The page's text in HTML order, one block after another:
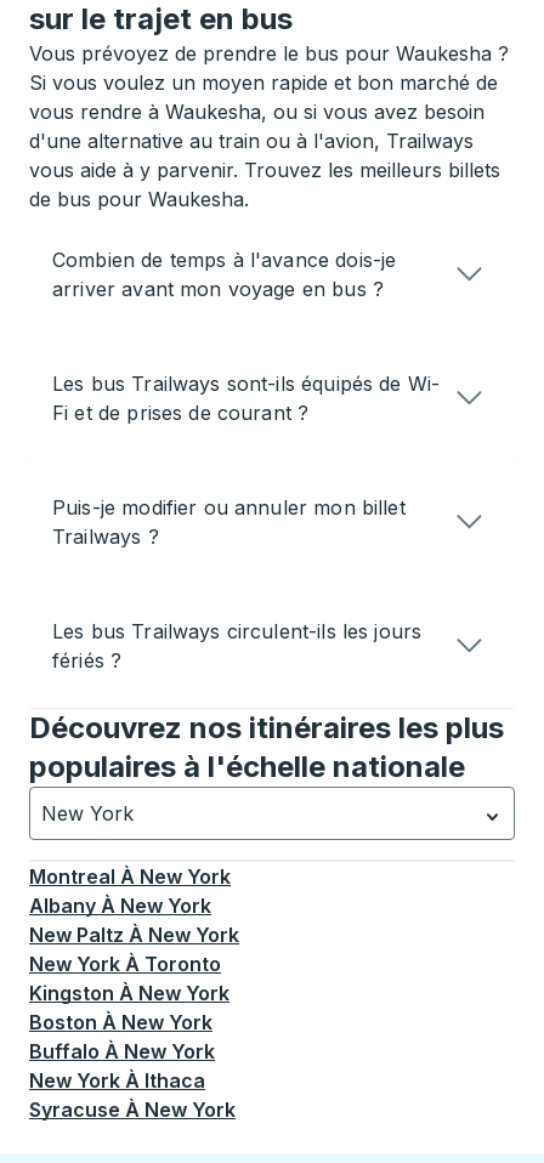
sur le trajet en bus
Vous prévoyez de prendre le bus pour Waukesha ?
Si vous voulez un moyen rapide et bon marché de
vous rendre à Waukesha, ou si vous avez besoin
d'une alternative au train ou à l'avion, Trailways
vous aide à y parvenir. Trouvez les meilleurs billets
de bus pour Waukesha.
Combien de temps à l'avance dois-je
arriver avant mon voyage en bus ?
Les bus Trailways sont-ils équipés de Wi-
Fi et de prises de courant ?
Puis-je modifier ou annuler mon billet
Trailways ?
Les bus Trailways circulent-ils les jours
fériés ?
Découvrez nos itinéraires les plus
populaires à l'échelle nationale
New York
Actuellement sélectionné: New York.La sélection est
Montreal À New York
Albany À New York
New Paltz À New York
New York À Toronto
Kingston À New York
Boston À New York
Buffalo À New York
New York À Ithaca
Syracuse À New York